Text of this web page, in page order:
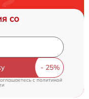
со
cполитикой